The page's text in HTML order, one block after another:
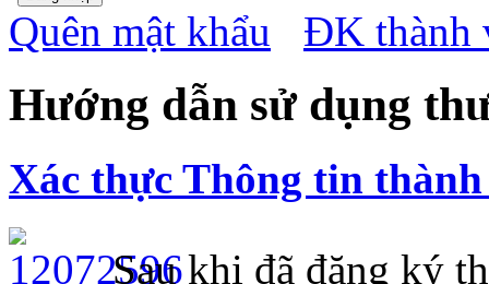
Quên mật khẩu ĐK thành
Hướng dẫn sử dụng
Xác thực Thông tin
Sau khi đã đăng ký